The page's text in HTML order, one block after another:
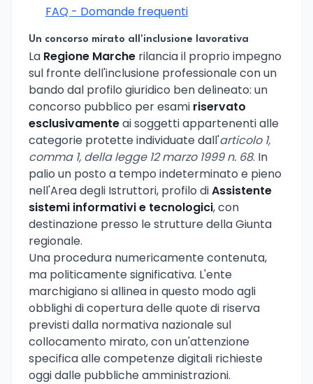
FAQ - Domande frequenti
Un concorso mirato all'inclusione lavorativa
La Regione Marche rilancia il proprio impegno
sul fronte dell'inclusione professionale con un
bando dal profilo giuridico ben delineato: un
concorso pubblico per esami riservato
esclusivamenteai soggetti appartenenti alle
categorie protette individuate dall'articolo 1,
comma 1, della legge 12 marzo 1999 n. 68. In
palio un posto a tempo indeterminato e pieno
nell'Area degli Istruttori, profilo diAssistente
sistemi informativi e tecnologici, con
destinazione presso le strutture della Giunta
regionale.
Una procedura numericamente contenuta,
ma politicamente significativa. L'ente
marchigiano si allinea in questo modo agli
obblighi di copertura delle quote di riserva
previsti dalla normativa nazionale sul
collocamento mirato, con un'attenzione
specifica alle competenze digitali richieste
oggi dalle pubbliche amministrazioni.